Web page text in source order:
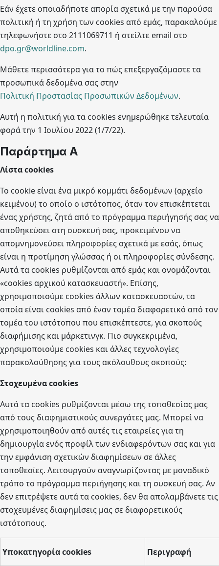
Εάν έχετε οποιαδήποτε απορία σχετικά με την παρούσα
πολιτική ή τη χρήση των cookies από εμάς, παρακαλούμε
τηλεφωνήστε στο 2111069711 ή στείλτε email στο
dpo.gr@worldline.com.
Μάθετε περισσότερα για το πώς επεξεργαζόμαστε τα
προσωπικά δεδομένα σας στην
Πολιτική Προστασίας Προσωπικών Δεδομένων.
Αυτή η πολιτική για τα cookies ενημερώθηκε τελευταία
φορά την 1 Ιουλίου 2022 (1/7/22).
Παράρτημα Α
Λίστα cookies
Το cookie είναι ένα μικρό κομμάτι δεδομένων (αρχείο
κειμένου) το οποίο ο ιστότοπος, όταν τον επισκέπτεται
ένας χρήστης, ζητά από το πρόγραμμα περιήγησής σας να
αποθηκεύσει στη συσκευή σας, προκειμένου να
απομνημονεύσει πληροφορίες σχετικά με εσάς, όπως
είναι η προτίμηση γλώσσας ή οι πληροφορίες σύνδεσης.
Αυτά τα cookies ρυθμίζονται από εμάς και ονομάζονται
«cookies αρχικού κατασκευαστή». Επίσης,
χρησιμοποιούμε cookies άλλων κατασκευαστών, τα
οποία είναι cookies από έναν τομέα διαφορετικό από τον
τομέα του ιστότοπου που επισκέπτεστε, για σκοπούς
διαφήμισης και μάρκετινγκ. Πιο συγκεκριμένα,
χρησιμοποιούμε cookies και άλλες τεχνολογίες
παρακολούθησης για τους ακόλουθους σκοπούς:
Στοχευμένα cookies
Αυτά τα cookies ρυθμίζονται μέσω της τοποθεσίας μας
από τους διαφημιστικούς συνεργάτες μας. Μπορεί να
χρησιμοποιηθούν από αυτές τις εταιρείες για τη
δημιουργία ενός προφίλ των ενδιαφερόντων σας και για
την εμφάνιση σχετικών διαφημίσεων σε άλλες
τοποθεσίες. Λειτουργούν αναγνωρίζοντας με μοναδικό
τρόπο το πρόγραμμα περιήγησης και τη συσκευή σας. Αν
δεν επιτρέψετε αυτά τα cookies, δεν θα απολαμβάνετε τις
στοχευμένες διαφημίσεις μας σε διαφορετικούς
ιστότοπους.
Υποκατηγορία cookies Περιγραφή